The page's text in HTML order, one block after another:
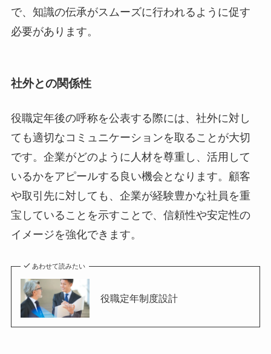
で、知識の伝承がスムーズに行われるように促す
必要があります。
社外との関係性
役職定年後の呼称を公表する際には、社外に対し
ても適切なコミュニケーションを取ることが大切
です。企業がどのように人材を尊重し、活用して
いるかをアピールする良い機会となります。顧客
や取引先に対しても、企業が経験豊かな社員を重
宝していることを示すことで、信頼性や安定性の
イメージを強化できます。
あわせて読みたい
役職定年制度設計